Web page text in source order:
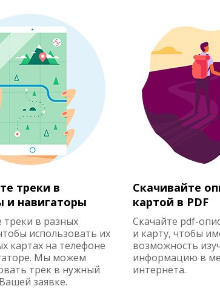
треки в
и навигаторы
треки в разных
использовать их
картах на телефоне
Мы можем
трек в нужный
заявке.
Скачивайте
картой в PDF
Скачайте pdf-
и карту, чтобы
возможность
информацию в
интернета.